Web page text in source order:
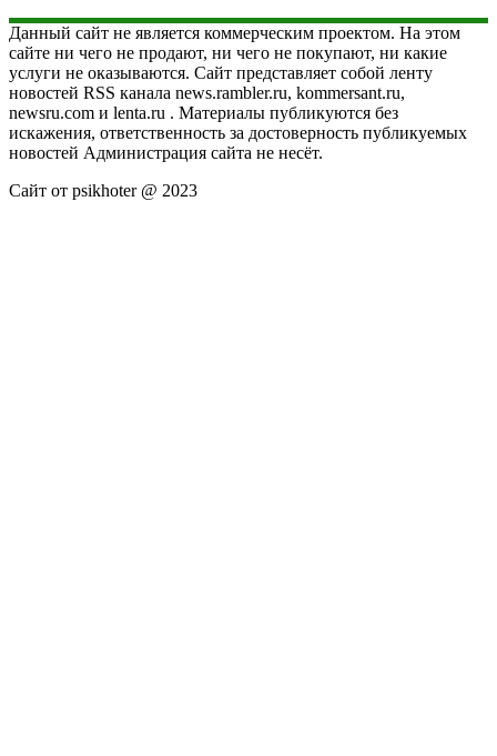
Данный сайт не является коммерческим проектом. На этом
сайте ни чего не продают, ни чего не покупают, ни какие
услуги не оказываются. Сайт представляет собой ленту
новостей RSS канала news.rambler.ru, kommersant.ru,
newsru.com и lenta.ru . Материалы публикуются без
искажения, ответственность за достоверность публикуемых
новостей Администрация сайта не несёт.
Сайт от psikhoter @ 2023